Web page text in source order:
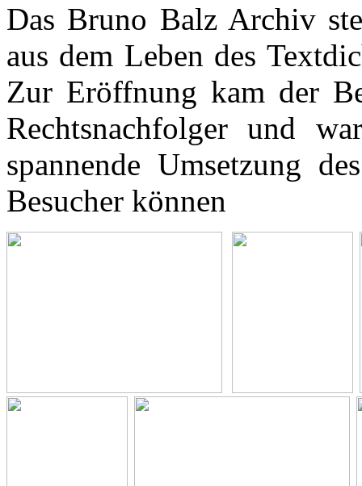
Das Bruno Balz Archiv
aus dem Leben des
Zur Eröffnung kam der
Rechtsnachfolger und
spannende Umsetzung
Besucher können